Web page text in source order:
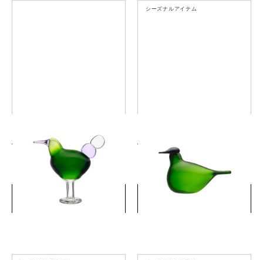
バード バイ トイッカ キーッ
クリ グリーン
￥198,000 (税込)
詳細を見る
シーズナルアイテム
バード バイ トイッカ チフチ
ャフ グリーン
￥49,500 (税込)